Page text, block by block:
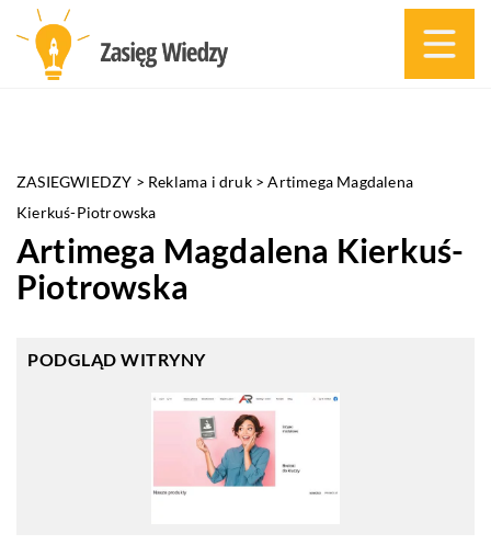
ZASIEGWIEDZY > Reklama i druk>Artimega Magdalena
Kierkuś-Piotrowska
Artimega Magdalena Kierkuś-
Piotrowska
PODGLĄD WITRYNY